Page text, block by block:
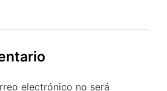
electrónico no será